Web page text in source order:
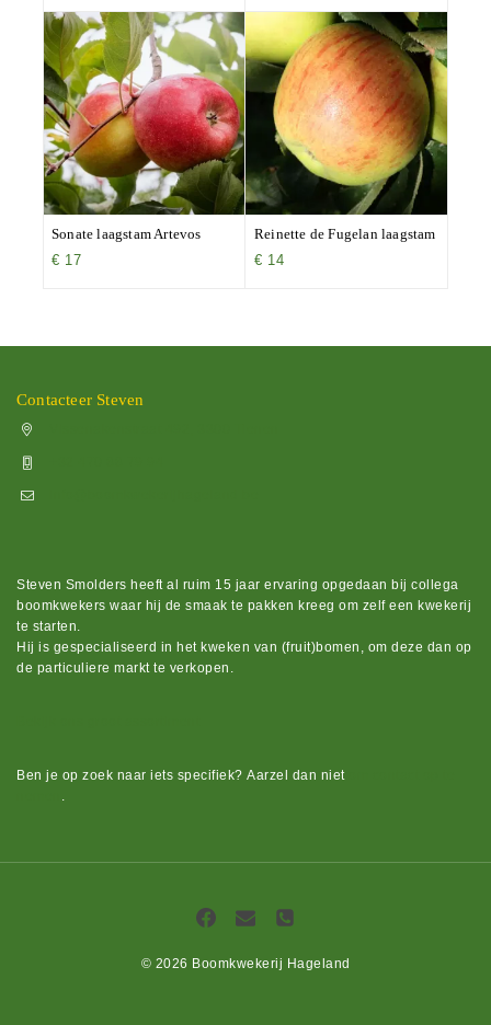
Sonate laagstam Artevos
€ 17
Reinette de Fugelan laagstam
€ 14
Contacteer Steven
Steven Smolders heeft al ruim 15 jaar ervaring opgedaan bij collega
boomkwekers waar hij de smaak te pakken kreeg om zelf een kwekerij
te starten.
Hij is gespecialiseerd in het kweken van (fruit)bomen, om deze dan op
de particuliere markt te verkopen.
Ben je op zoek naar iets specifiek? Aarzel dan niet
.
© 2026 Boomkwekerij Hageland